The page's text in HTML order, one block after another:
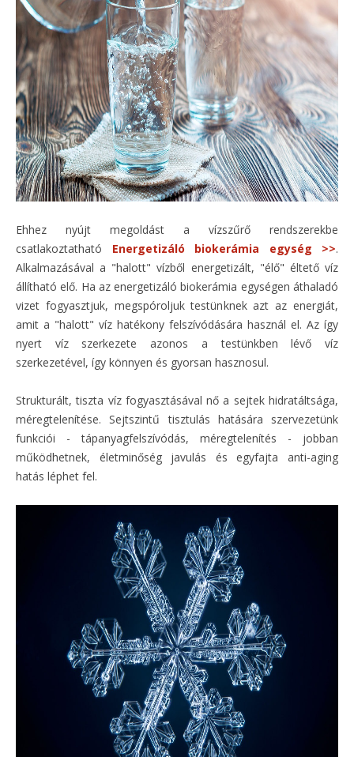
Ehhez nyújt megoldást a vízszűrő rendszerekbe
csatlakoztatható Energetizáló biokerámia egység >>.
Alkalmazásával a "halott" vízből energetizált, "élő" éltető víz
állítható elő. Ha az energetizáló biokerámia egységen áthaladó
vizet fogyasztjuk, megspóroljuk testünknek azt az energiát,
amit a "halott" víz hatékony felszívódására használ el. Az így
nyert víz szerkezete azonos a testünkben lévő víz
szerkezetével, így könnyen és gyorsan hasznosul.
Strukturált, tiszta víz fogyasztásával nő a sejtek hidratáltsága,
méregtelenítése. Sejtszintű tisztulás hatására szervezetünk
funkciói - tápanyagfelszívódás, méregtelenítés - jobban
működhetnek, életminőség javulás és egyfajta anti-aging
hatás léphet fel.